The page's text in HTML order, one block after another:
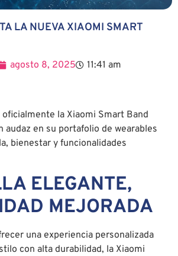
LA NUEVA XIAOMI SMART
agosto 8, 2025 11:41 am
la Xiaomi Smart Band
audaz en su portafolio de wearables
bienestar y funcionalidades
ELEGANTE,
MEJORADA
una experiencia personalizada
con alta durabilidad, la Xiaomi